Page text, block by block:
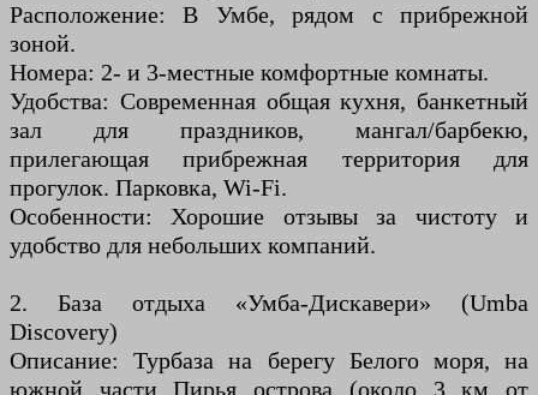
Расположение: В Умбе, рядом с прибрежной
зоной.
Номера: 2- и 3-местные комфортные комнаты.
Удобства: Современная общая кухня, банкетный
зал для праздников, мангал/барбекю,
прилегающая прибрежная территория для
прогулок. Парковка, Wi-Fi.
Особенности: Хорошие отзывы за чистоту и
удобство для небольших компаний.
2. База отдыха «Умба-Дискавери» (Umba
Discovery)
Описание: Турбаза на берегу Белого моря, на
южной части Пирья острова (около 3 км от